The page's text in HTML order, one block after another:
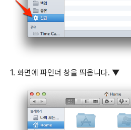
1. 화면에 파인더 창을 띄웁니다. ▼